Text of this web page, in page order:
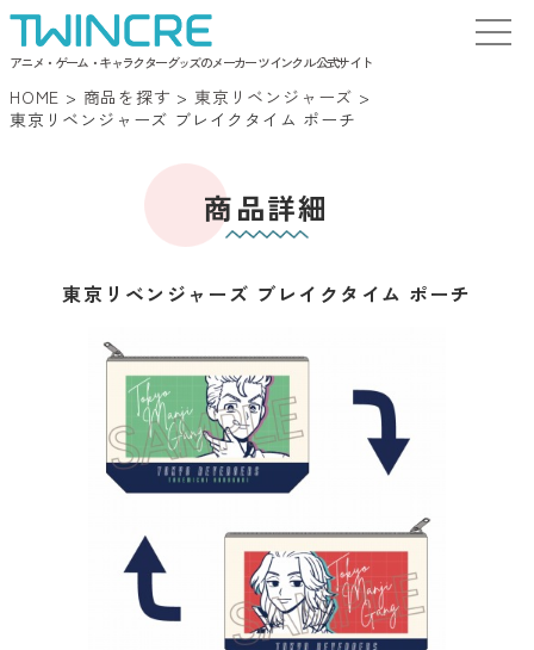
アニメ・ゲーム・キャラクターグッズのメーカー ツインクル 公式サイト
HOME > 商品を探す >東京リベンジャーズ >
東京リベンジャーズ ブレイクタイム ポーチ
商品詳細
東京リベンジャーズ ブレイクタイム ポーチ